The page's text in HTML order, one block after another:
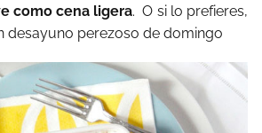
como cena ligera. O si lo prefieres,
desayuno perezoso de domingo